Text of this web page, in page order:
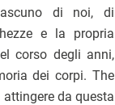
di noi, di
e la propria
corso degli anni,
dei corpi. The
da questa